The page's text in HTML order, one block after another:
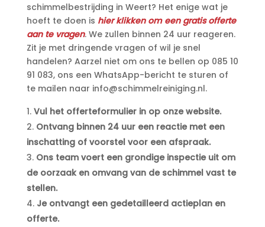
schimmelbestrijding in Weert? Het enige wat je
hoeft te doen is hier klikken om een gratis offerte
aan te vragen.​ We zullen binnen 24 uur reageren.​
Zit je met dringende vragen of wil je snel
handelen? Aarzel niet om ons te bellen op 085 10
91 083, ons een WhatsApp-bericht te sturen of
te mailen naar info@schimmelreiniging.​nl.​
Vul het offerteformulier in op onze website.​
Ontvang binnen 24 uur een reactie met een
inschatting of voorstel voor een afspraak.​
Ons team voert een grondige inspectie uit om
de oorzaak en omvang van de schimmel vast te
stellen.​
Je ontvangt een gedetailleerd actieplan en
offerte.​